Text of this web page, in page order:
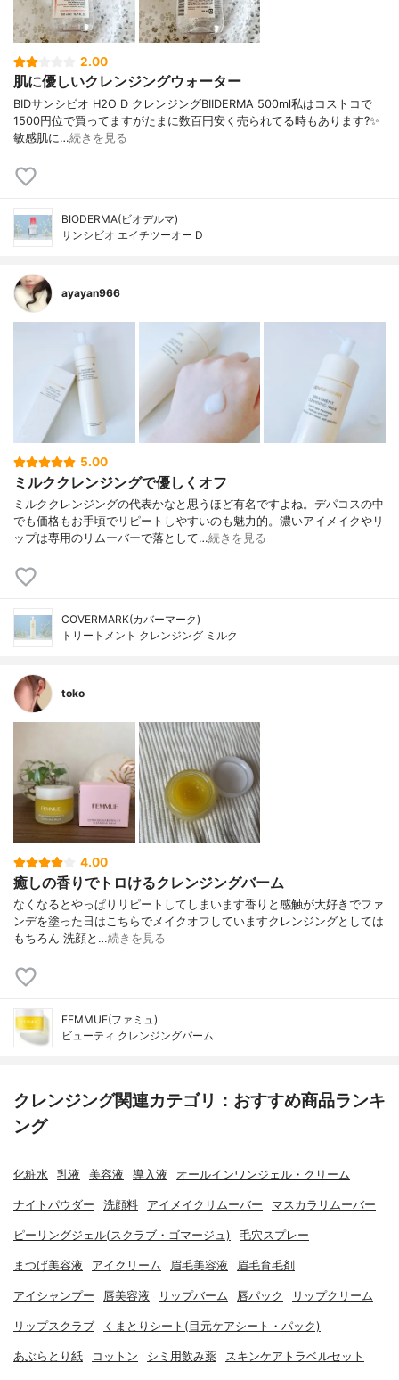
2.00
肌に優しいクレンジングウォーター
BIDサンシビオ H2O D クレンジングBIIDERMA 500ml私はコストコで
1500円位で買ってますがたまに数百円安く売られてる時もあります?✨
敏感肌に…続きを見る
BIODERMA(ビオデルマ)
サンシビオ エイチツーオー D
ayayan966
5.00
ミルククレンジングで優しくオフ
ミルククレンジングの代表かなと思うほど有名ですよね。デパコスの中
でも価格もお手頃でリピートしやすいのも魅力的。濃いアイメイクやリ
ップは専用のリムーバーで落として…続きを見る
COVERMARK(カバーマーク)
トリートメント クレンジング ミルク
toko
4.00
癒しの香りでトロけるクレンジングバーム
なくなるとやっぱりリピートしてしまいます香りと感触が大好きでファ
ンデを塗った日はこちらでメイクオフしていますクレンジングとしては
もちろん 洗顔と…続きを見る
FEMMUE(ファミュ)
ビューティ クレンジングバーム
クレンジング関連カテゴリ：おすすめ商品ランキ
ング
化粧水 乳液 美容液 導入液 オールインワンジェル・クリーム
ナイトパウダー 洗顔料 アイメイクリムーバー マスカラリムーバー
ピーリングジェル(スクラブ・ゴマージュ) 毛穴スプレー
まつげ美容液 アイクリーム 眉毛美容液 眉毛育毛剤
アイシャンプー 唇美容液 リップバーム 唇パック リップクリーム
リップスクラブ くまとりシート(目元ケアシート・パック)
あぶらとり紙 コットン シミ用飲み薬 スキンケアトラベルセット